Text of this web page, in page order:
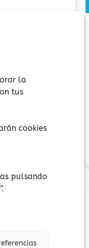
la
tus
cookies
pulsando
carrito